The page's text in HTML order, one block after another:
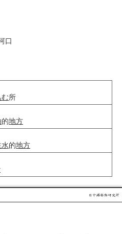
口
む所
的地方
的地方